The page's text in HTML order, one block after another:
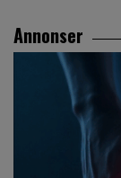
Annonser